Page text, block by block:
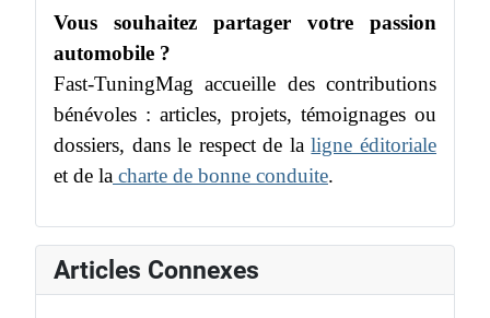
Vous souhaitez partager votre passion
automobile ?
Fast-TuningMag accueille des contributions
bénévoles : articles, projets, témoignages ou
dossiers, dans le respect de laligne éditoriale
et de la charte de bonne conduite.
Articles Connexes